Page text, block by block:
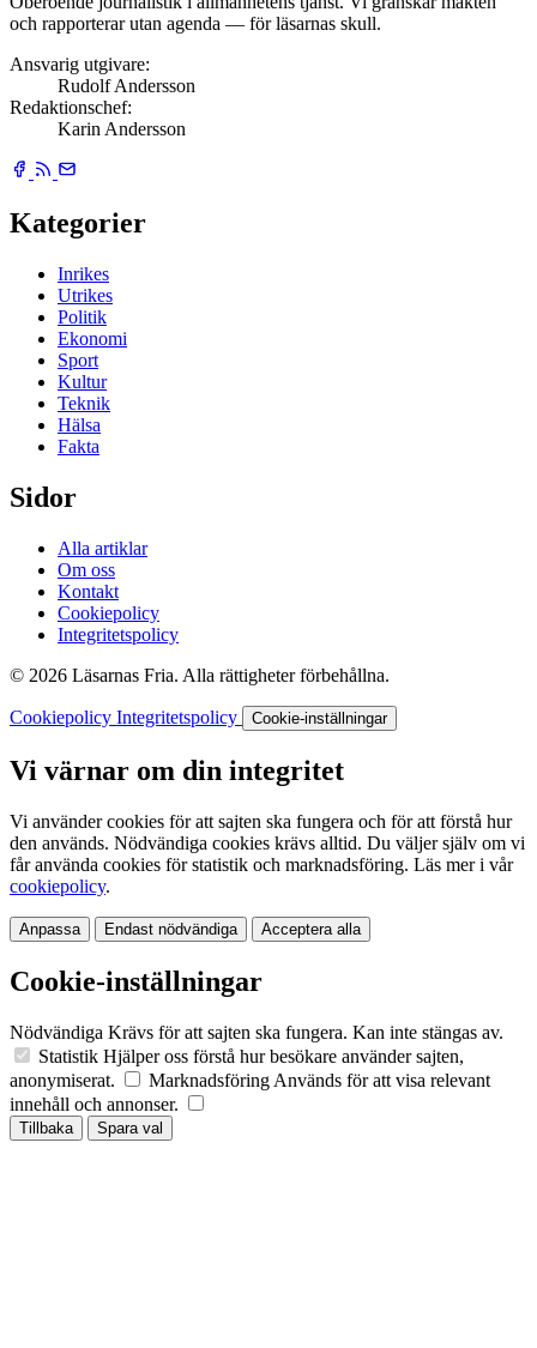
och rapporterar utan agenda — för läsarnas skull.
Ansvarig utgivare:
Rudolf Andersson
Redaktionschef:
Karin Andersson
Kategorier
Inrikes
Utrikes
Politik
Ekonomi
Sport
Kultur
Teknik
Hälsa
Fakta
Sidor
Alla artiklar
Om oss
Kontakt
Cookiepolicy
Integritetspolicy
© 2026 Läsarnas Fria. Alla rättigheter förbehållna.
Cookiepolicy Integritetspolicy Cookie-inställningar
Vi värnar om din integritet
Vi använder cookies för att sajten ska fungera och för att förstå hur
den används. Nödvändiga cookies krävs alltid. Du väljer själv om vi
får använda cookies för statistik och marknadsföring. Läs mer i vår
cookiepolicy.
Anpassa Endast nödvändiga Acceptera alla
Cookie-inställningar
Nödvändiga Krävs för att sajten ska fungera. Kan inte stängas av.
Statistik Hjälper oss förstå hur besökare använder sajten,
anonymiserat.
Marknadsföring Används för att visa relevant
innehåll och annonser.
Tillbaka Spara val